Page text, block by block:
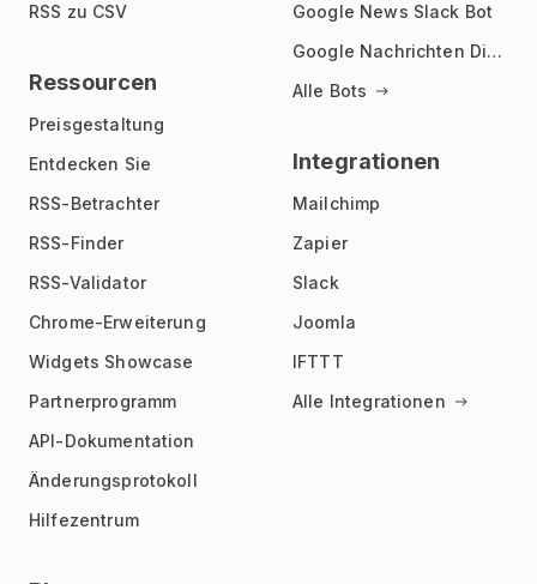
RSS zu CSV
Ressourcen
Preisgestaltung
Entdecken Sie
RSS-Betrachter
RSS-Finder
RSS-Validator
Chrome-Erweiterung
Widgets Showcase
Partnerprogramm
API-Dokumentation
Änderungsprotokoll
Hilfezentrum
Google News Slack Bot
Google Nachrichten Discord Bot
Alle Bots
Integrationen
Mailchimp
Zapier
Slack
Joomla
IFTTT
Alle Integrationen